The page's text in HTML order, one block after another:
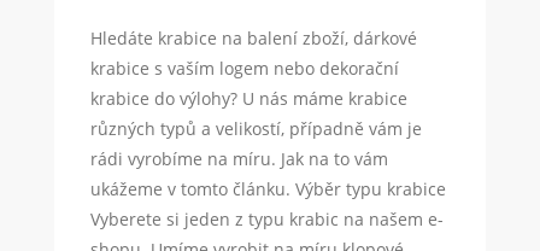
Hledáte krabice na balení zboží, dárkové
krabice s vaším logem nebo dekorační
krabice do výlohy? U nás máme krabice
různých typů a velikostí, případně vám je
rádi vyrobíme na míru. Jak na to vám
ukážeme v tomto článku. Výběr typu krabice
Vyberete si jeden z typu krabic na našem e-